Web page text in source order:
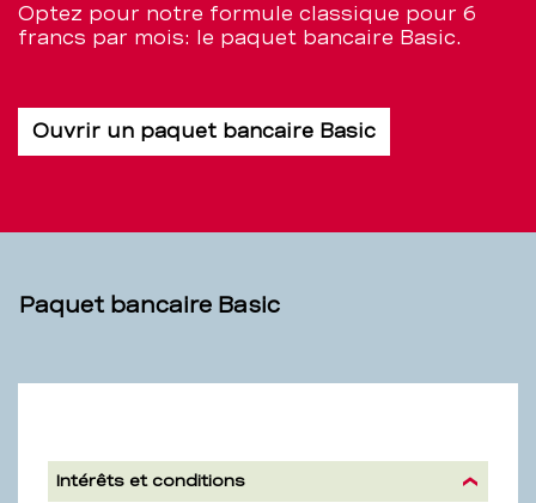
Optez pour notre formule classique pour 6
francs par mois: le paquet bancaire Basic.
Ouvrir un paquet bancaire Basic
Paquet bancaire Basic
Intérêts et conditions